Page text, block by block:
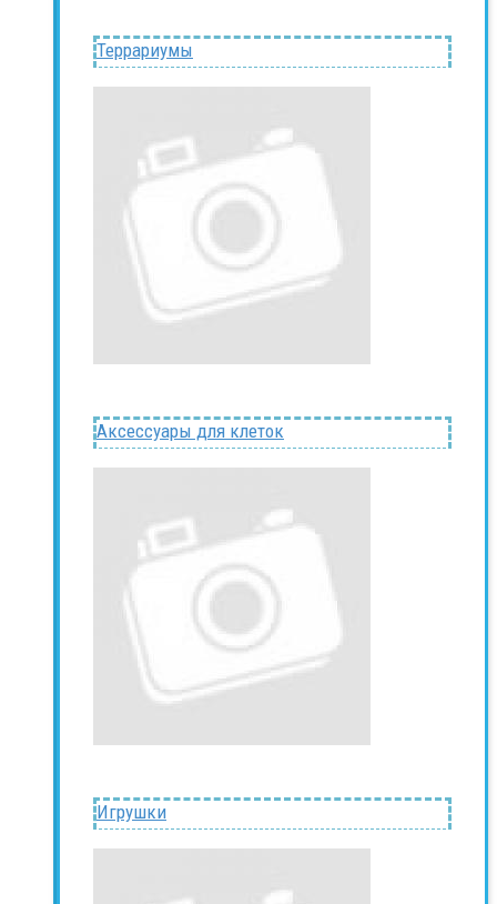
Террариумы
Аксессуары для клеток
Игрушки